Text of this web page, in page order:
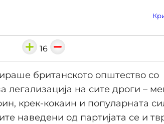
16
британското општество со
легализација на сите дроги –
крек-кокаин и популарната
наведени од партијата се и